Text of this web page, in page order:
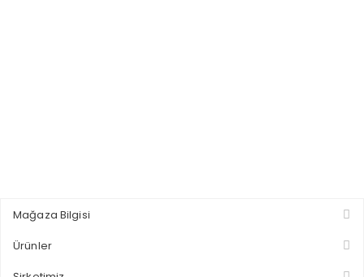
Mağaza Bilgisi
Ürünler